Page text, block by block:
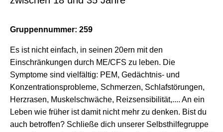
Gruppennummer: 259
Es ist nicht einfach, in seinen 20ern mit den
Einschränkungen durch ME/CFS zu leben. Die
Symptome sind vielfältig: PEM, Gedächtnis- und
Konzentrationsprobleme, Schmerzen, Schlafstörungen,
Herzrasen, Muskelschwäche, Reizsensibilität,.... An ein
Leben wie früher ist damit nicht mehr zu denken. Bist du
auch betroffen? Schließe dich unserer Selbsthilfegruppe